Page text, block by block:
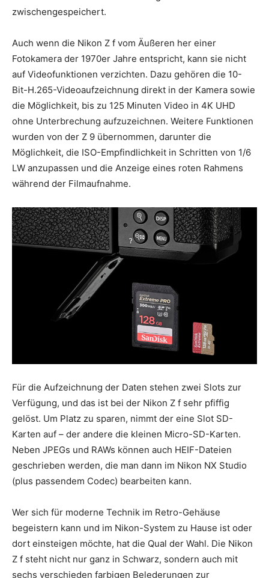
zwischengespeichert.
Auch wenn die Nikon Z f vom Äußeren her einer
Fotokamera der 1970er Jahre entspricht, kann sie nicht
auf Videofunktionen verzichten. Dazu gehören die 10-
Bit-H.265-Videoaufzeichnung direkt in der Kamera sowie
die Möglichkeit, bis zu 125 Minuten Video in 4K UHD
ohne Unterbrechung aufzuzeichnen. Weitere Funktionen
wurden von der Z 9 übernommen, darunter die
Möglichkeit, die ISO-Empfindlichkeit in Schritten von 1/6
LW anzupassen und die Anzeige eines roten Rahmens
während der Filmaufnahme.
Für die Aufzeichnung der Daten stehen zwei Slots zur
Verfügung, und das ist bei der Nikon Z f sehr pfiffig
gelöst. Um Platz zu sparen, nimmt der eine Slot SD-
Karten auf – der andere die kleinen Micro-SD-Karten.
Neben JPEGs und RAWs können auch HEIF-Dateien
geschrieben werden, die man dann im Nikon NX Studio
(plus passendem Codec) bearbeiten kann.
Wer sich für moderne Technik im Retro-Gehäuse
begeistern kann und im Nikon-System zu Hause ist oder
dort einsteigen möchte, hat die Qual der Wahl. Die Nikon
Z f steht nicht nur ganz in Schwarz, sondern auch mit
sechs verschieden farbigen Belederungen zur